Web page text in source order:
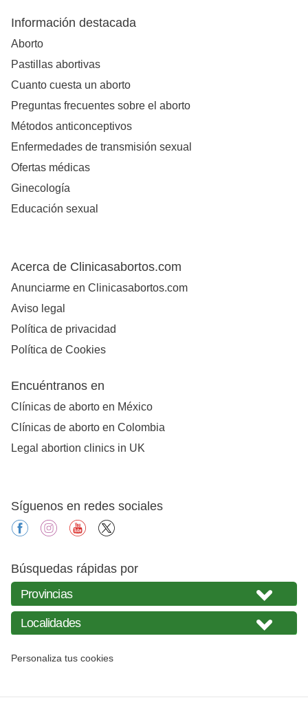
Información destacada
Aborto
Pastillas abortivas
Cuanto cuesta un aborto
Preguntas frecuentes sobre el aborto
Métodos anticonceptivos
Enfermedades de transmisión sexual
Ofertas médicas
Ginecología
Educación sexual
Acerca de Clinicasabortos.com
Anunciarme en Clinicasabortos.com
Aviso legal
Política de privacidad
Política de Cookies
Encuéntranos en
Clínicas de aborto en México
Clínicas de aborto en Colombia
Legal abortion clinics in UK
Síguenos en redes sociales
facebookinstagramyoutube
Búsquedas rápidas por
Personaliza tus cookies